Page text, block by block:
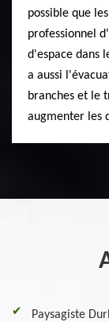
possible que
professionnel
d'espace dans
a aussi
branches et le
augmenter les
Paysagiste